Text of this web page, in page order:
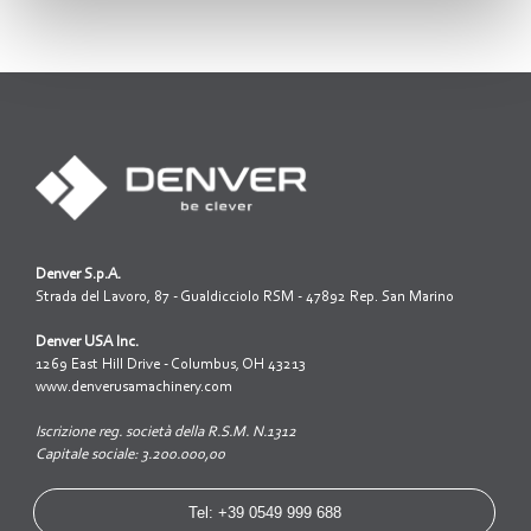
Denver S.p.A.
Strada del Lavoro, 87 - Gualdicciolo RSM - 47892 Rep. San Marino
Denver USA Inc.
1269 East Hill Drive - Columbus, OH 43213
www.denverusamachinery.com
Iscrizione reg. società della R.S.M. N.1312
Capitale sociale: 3.200.000,00
Tel: +39 0549 999 688